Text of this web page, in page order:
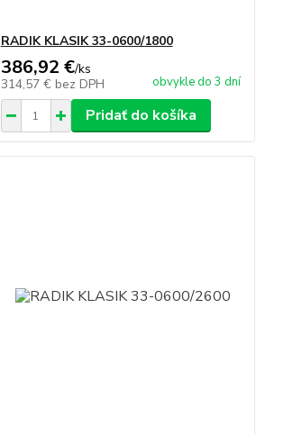
RADIK KLASIK 33-0600/1800
386,92 €/ks
314,57 € bez DPH obvykle do 3 dní
Pridať do košíka